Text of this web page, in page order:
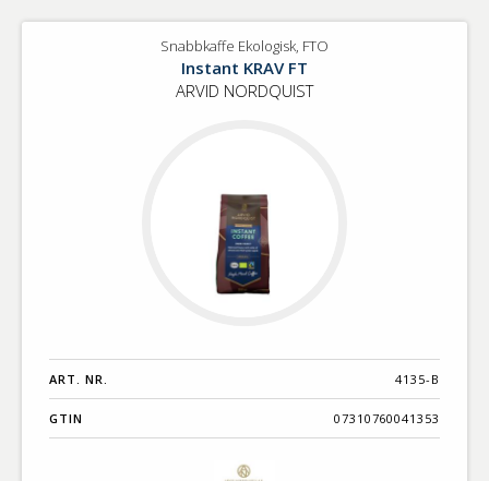
Snabbkaffe Ekologisk, FTO
Instant KRAV FT
ARVID NORDQUIST
ART. NR. 4135-B
GTIN 07310760041353